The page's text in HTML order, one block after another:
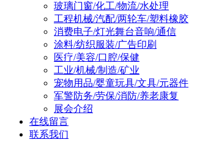
玻璃门窗/化工/物流/水处理
工程机械/汽配/两轮车/塑料橡胶
消费电子/灯光舞台音响/通信
涂料/纺织服装/广告印刷
医疗/美容/口腔/保健
工业/机械/制造/矿业
宠物用品/婴童玩具/文具/元器件
军警防务/劳保/消防/养老康复
展会介绍
在线留言
联系我们